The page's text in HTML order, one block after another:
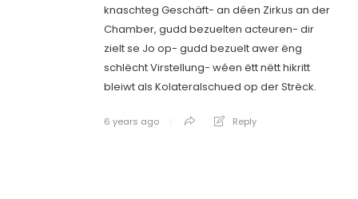
knaschteg Geschäft- an déen Zirkus an der
Chamber, gudd bezuelten acteuren- dir
zielt se Jo op- gudd bezuelt awer ëng
schlëcht Virstellung- wéen ëtt nëtt hikritt
bleiwt als Kolateralschued op der Strëck.
6 years ago Reply